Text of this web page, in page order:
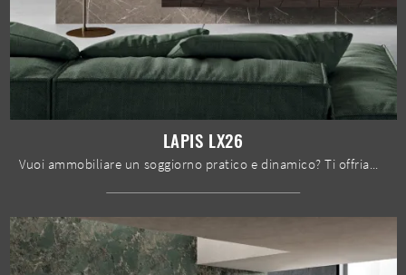
LAPIS LX26
Vuoi ammobiliare un soggiorno pratico e dinamico? Ti offriamo la parete attrezzata Lapis LX26 Spar dalle linee decise moderne.